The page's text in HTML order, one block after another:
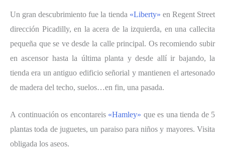
Un gran descubrimiento fue la tienda «Liberty» en Regent Street
dirección Picadilly, en la acera de la izquierda, en una callecita
pequeña que se ve desde la calle principal. Os recomiendo subir
en ascensor hasta la última planta y desde allí ir bajando, la
tienda era un antiguo edificio señorial y mantienen el artesonado
de madera del techo, suelos…en fin, una pasada.
A continuación os encontareis «Hamley» que es una tienda de 5
plantas toda de juguetes, un paraiso para niños y mayores. Visita
obligada los aseos.